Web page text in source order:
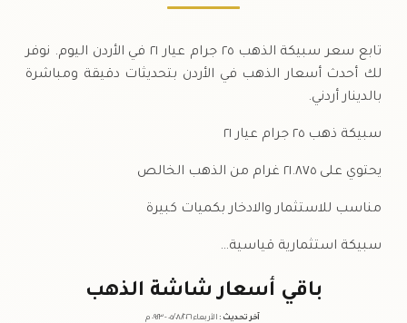
تابع سعر سبيكة الذهب ٢٥ جرام عيار ٢١ في الأردن اليوم. نوفر
لك أحدث أسعار الذهب في الأردن بتحديثات دقيقة ومباشرة
بالدينار أردني.
سبيكة ذهب ٢٥ جرام عيار ٢١
يحتوي على ٢١.٨٧٥ غرام من الذهب الخالص
مناسب للاستثمار والادخار بكميات كبيرة
سبيكة استثمارية قياسية…
باقي أسعار شاشة الذهب
آخر تحديث : الأربعاء ٠٥ /٠٨/٢٠٢٦ - ٠٩:٢٣م